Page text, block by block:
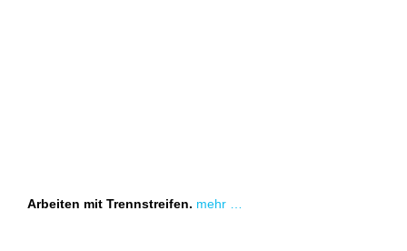
Arbeiten mit Trennstreifen. mehr …